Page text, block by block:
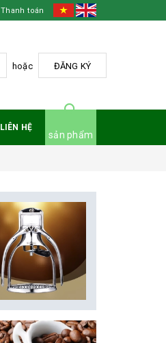
Thanh toán
hoặc ĐĂNG KÝ
LIÊN HỆ
sản phẩm